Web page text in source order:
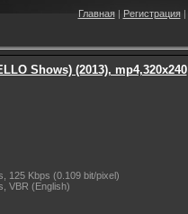
Главная| Регистрация|
Shows) (2013), mp4,320x240
125 Kbps (0.109 bit/pixel)
VBR (English)